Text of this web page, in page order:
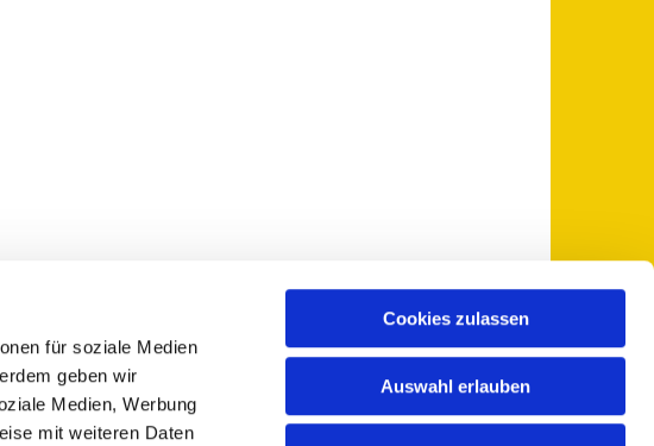
für soziale Medien
geben wir
Medien, Werbung
mit weiteren Daten
Cookies zulassen
Auswahl erlauben
+49 3834 5735-0
pfarramt@sankt-otto.de